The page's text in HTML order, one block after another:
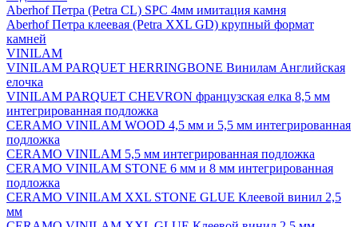
Aberhof Петра (Petra CL) SPC 4мм имитация камня
Aberhof Петра клеевая (Petra XXL GD) крупный формат
камней
VINILAM
VINILAM PARQUET HERRINGBONE Винилам Английская
елочка
VINILAM PARQUET CHEVRON французская елка 8,5 мм
интегрированная подложка
CERAMO VINILAM WOOD 4,5 мм и 5,5 мм интегрированная
подложка
CERAMO VINILAM 5,5 мм интегрированная подложка
CERAMO VINILAM STONE 6 мм и 8 мм интегрированная
подложка
CERAMO VINILAM XXL STONE GLUE Клеевой винил 2,5
мм